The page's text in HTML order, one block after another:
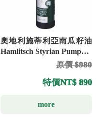
奧地利施蒂利亞南瓜籽油
Hamlitsch Styrian Pumpkin
原價 $980
特價NT$ 890
more